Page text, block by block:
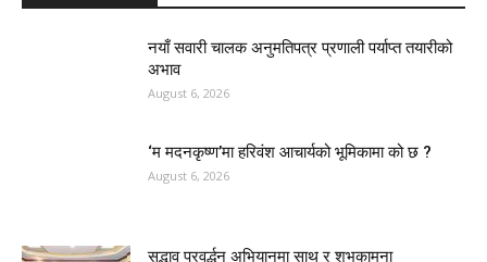
नयाँ सवारी चालक अनुमतिपत्र प्रणाली पर्याप्त तयारीको
अभाव
August 6, 2026
‘म मदनकृष्ण’मा हरिवंश आचार्यको भूमिकामा को छ ?
August 6, 2026
सद्भाव प्रवर्द्धन अभियानमा साथ र शुभकामना